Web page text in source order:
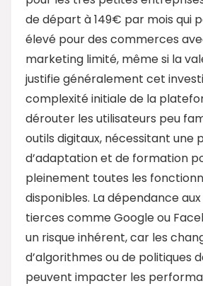
de départ à 149€ par mois qui
élevé pour des commerces
marketing limité, même si la
justifie généralement cet
complexité initiale de la
dérouter les utilisateurs peu
outils digitaux, nécessitant une
d’adaptation et de formation
pleinement toutes les
disponibles. La dépendance
tierces comme Google ou
un risque inhérent, car les
d’algorithmes ou de politiques
peuvent impacter les